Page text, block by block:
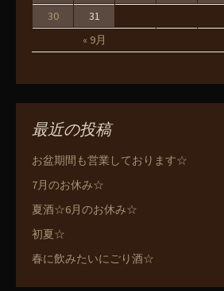
« 9月
30
31
最近の投稿
お盆期間も営業しております☆
7月のお休み☆
夏酒☆6月のお休み☆
初夏☆
春に飲みたいにごり酒☆